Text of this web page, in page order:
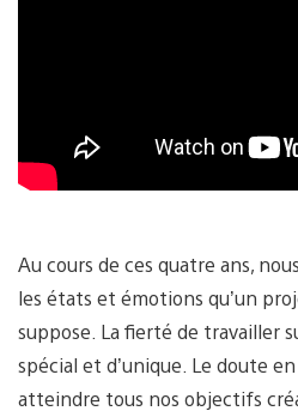
Au cours de ces quatre ans,
les états et émotions qu’un
suppose. La fierté de travailler
spécial et d’unique. Le doute
atteindre tous nos objectifs